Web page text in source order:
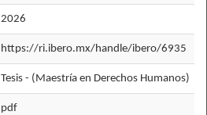
2026
https://ri.ibero.mx/handle/ibero/6935
Tesis - (Maestría en Derechos Humanos)
pdf